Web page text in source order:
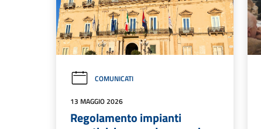
COMUNICATI
13 MAGGIO 2026
Regolamento impianti